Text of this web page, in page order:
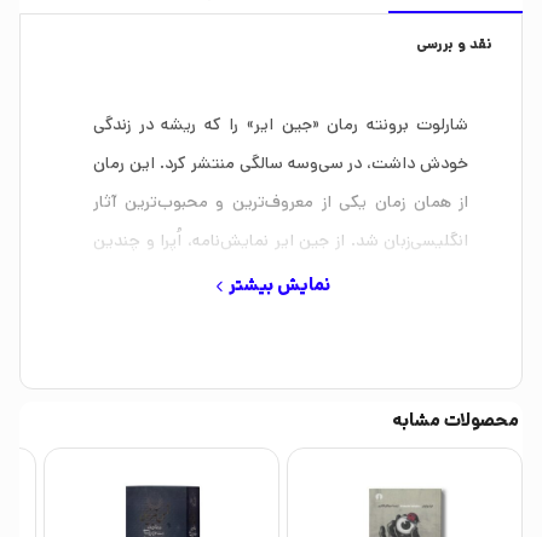
نقد و بررسی
شارلوت برونته رمان «جین ایر» را که ریشه در زندگی
خودش داشت، در سی‌وسه‌ سالگی منتشر کرد. این رمان
از همان زمان یکی از معروف‌ترین و محبوب‌ترین آثار
انگلیسی‌زبان شد. از جین ایر نمایش‌نامه، اُپرا و چندین
شارلوت برونته وقتی در سال 1847 این کتاب را به دست
ناشر سپرد، از نام مستعار برای خودش استفاده کرد؛ روی
جین ایر تفاوت‌های اساسی با داستان‌های عاشقانۀ
نمایش بیشتر
محصولات مشابه